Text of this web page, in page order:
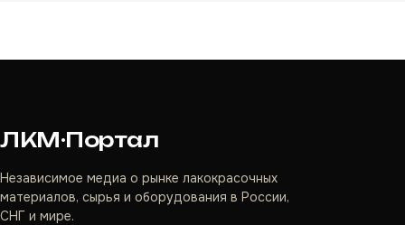
ЛКМ·Портал
Независимое медиа о рынке лакокрасочных
материалов, сырья и оборудования в России,
СНГ и мире.